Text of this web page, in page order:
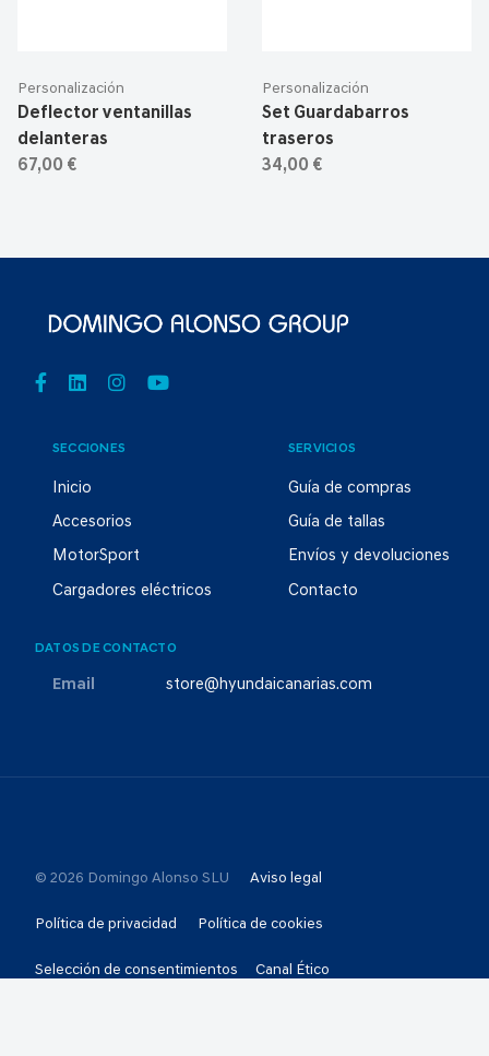
Personalización
Deflector ventanillas
delanteras
67,00 €
Personalización
Set Guardabarros
traseros
34,00 €
SECCIONES
Inicio
Accesorios
MotorSport
Cargadores eléctricos
SERVICIOS
Guía de compras
Guía de tallas
Envíos y devoluciones
Contacto
DATOS DE CONTACTO
Email store@hyundaicanarias.com
© 2026 Domingo Alonso SLU Aviso legal
Política de privacidad Política de cookies
Selección de consentimientos Canal Ético